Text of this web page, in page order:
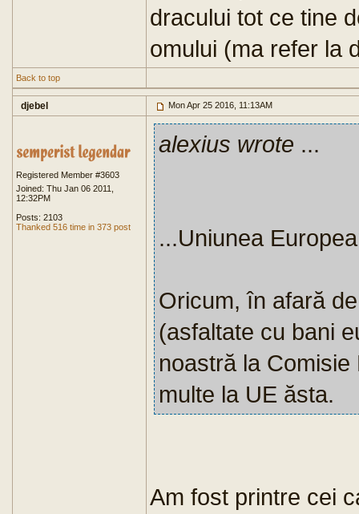
dracului tot ce tine
omului (ma refer la
Back to top
djebel Mon Apr 25 2016, 11:13AM
Registered Member #3603
Joined: Thu Jan 06 2011,
12:32PM
Posts: 2103
Thanked 516 time in 373 post
alexius wrote ...
...Uniunea
Oricum, în afară
(asfaltate cu bani
noastră la
multe la UE ăsta.
Am fost printre cei